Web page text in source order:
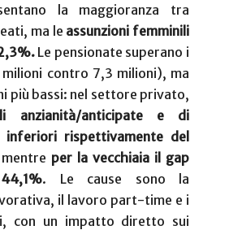
la maggioranza tra
ma le assunzioni femminili
Le pensionate superano i
contro 7,3 milioni), ma
più bassi: nel settore privato,
anzianità/anticipate e di
inferiori rispettivamente del
per la vecchiaia il gap
. Le cause sono la
il lavoro part-time e i
con un impatto diretto sui